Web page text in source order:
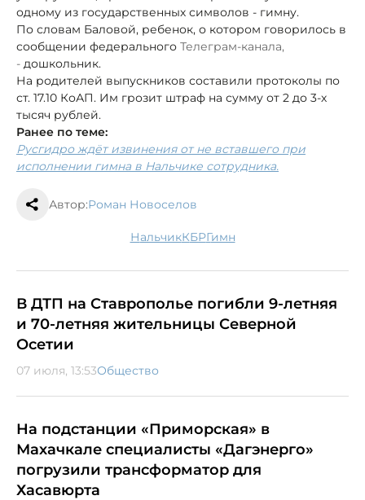
одному из государственных символов - гимну.
По словам Баловой, ребенок, о котором говорилось в
сообщении федерального Телеграм-канала,
- дошкольник.
На родителей выпускников составили протоколы по
ст. 17.10 КоАП. Им грозит штраф на сумму от 2 до 3-х
тысяч рублей.
Ранее по теме:
Русгидро ждёт извинения от не вставшего при
исполнении гимна в Нальчике сотрудника.
Автор:Роман Новоселов
Нальчик КБР гимн
В ДТП на Ставрополье погибли 9-летняя
и 70-летняя жительницы Северной
Осетии
07 июля, 13:53Общество
На подстанции «Приморская» в
Махачкале специалисты «Дагэнерго»
погрузили трансформатор для
Хасавюрта